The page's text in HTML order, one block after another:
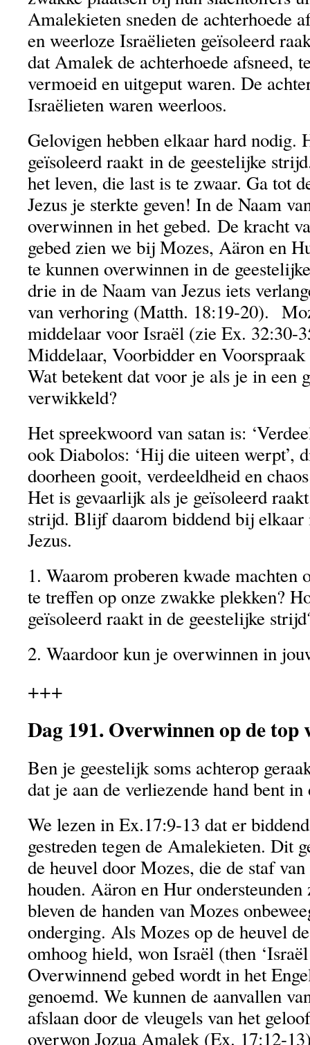
Amalekieten sneden de achterhoede
en weerloze Israëlieten geïsoleerd
dat Amalek de achterhoede afsneed,
vermoeid en uitgeput waren. De
Israëlieten waren weerloos.
Gelovigen hebben elkaar hard nodig.
geïsoleerd raakt in de geestelijke
het leven, die last is te zwaar. Ga tot
Jezus je sterkte geven! In de Naam
overwinnen in het gebed. De kracht
gebed zien we bij Mozes, Aäron en
te kunnen overwinnen in de
drie in de Naam van Jezus iets
van verhoring (Matth. 18:19-20).
middelaar voor Israël (zie Ex. 32:30-
Middelaar, Voorbidder en
Wat betekent dat voor je als je in een
verwikkeld?
Het spreekwoord van satan is:
ook Diabolos: ‘Hij die uiteen werpt’,
doorheen gooit, verdeeldheid en
Het is gevaarlijk als je geïsoleerd
strijd. Blijf daarom biddend bij elkaar
Jezus.
1. Waarom proberen kwade machten
te treffen op onze zwakke plekken?
geïsoleerd raakt in de geestelijke
2. Waardoor kun je overwinnen in
+++
Dag 191. Overwinnen op de top
Ben je geestelijk soms achterop
dat je aan de verliezende hand bent
We lezen in Ex.17:9-13 dat er
gestreden tegen de Amalekieten. Dit
de heuvel door Mozes, die de staf
houden. Aäron en Hur
bleven de handen van Mozes
onderging. Als Mozes op de heuvel
omhoog hield, won Israël (then
Overwinnend gebed wordt in het
genoemd. We kunnen de aanvallen
afslaan door de vleugels van het
overwon Jozua Amalek (Ex. 17:12-